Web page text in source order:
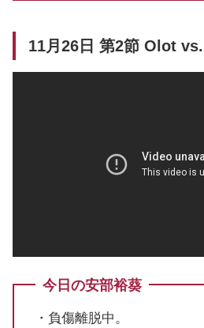
11月26日 第2節 Olot
今日の安部裕葵
・負傷離脱中。